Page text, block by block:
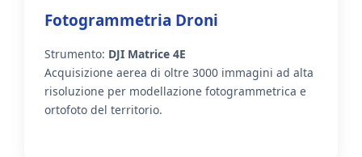
Fotogrammetria Droni
Strumento: DJI Matrice 4E
Acquisizione aerea di oltre 3000 immagini ad alta
risoluzione per modellazione fotogrammetrica e
ortofoto del territorio.